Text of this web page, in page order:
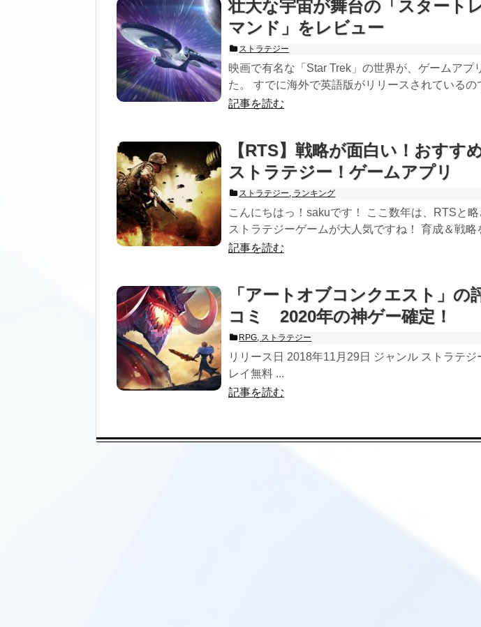
壮大な宇宙が舞台の「スタート
マンド」をレビュー
ストラテジー
映画で有名な「Star Trek」の世界が、ゲームアプ
た。 すでに海外で英語版がリリースされているの
記事を読む
【RTS】戦略が面白い！おすす
ストラテジー！ゲームアプリ
ストラテジー, ランキング
こんにちはっ！sakuです！ ここ数年は、RTSと
ストラテジーゲームが大人気ですね！ 育成＆戦略
記事を読む
「アートオブコンクエスト」の
コミ 2020年の神ゲー確定！
RPG, ストラテジー
リリース日 2018年11月29日 ジャンル ストラテ
レイ無料 ...
記事を読む
おすすめゲームランキング
シミュレーション
好きな「ゲームジャンル」
アプリランキング
マッチングアプリ
ライブ配信アプリ
バイト探しアプリ
出前アプリ